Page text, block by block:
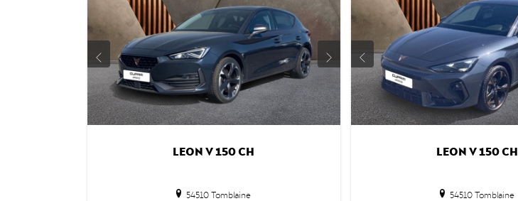
LEON V 150 CH
54510 Tomblaine
LEON V 150 CH
54510 Tomblaine